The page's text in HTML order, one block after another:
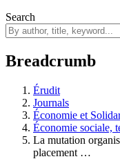
Search
Breadcrumb
Érudit
Journals
Économie et
Économie sociale,
La mutation
placement …